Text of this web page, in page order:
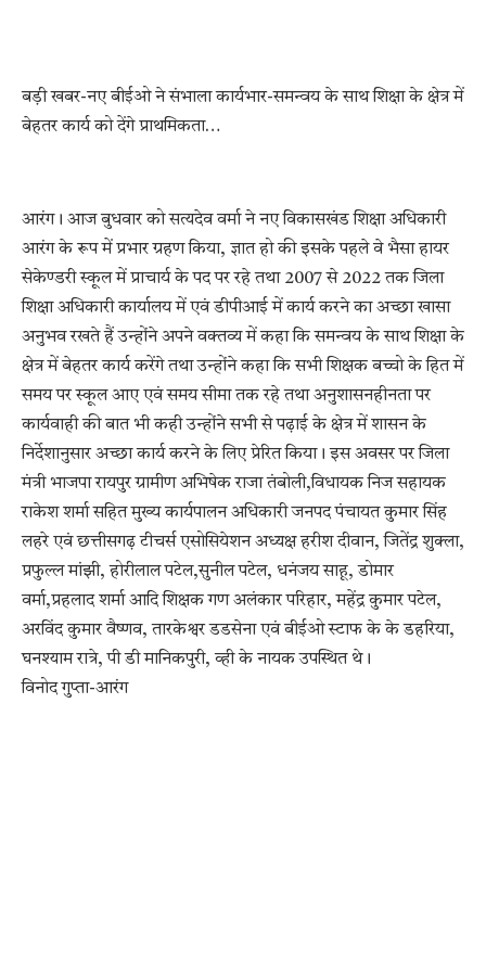
बड़ी खबर-नए बीईओ ने संभाला कार्यभार-समन्वय के साथ शिक्षा के क्षेत्र में
बेहतर कार्य को देंगे प्राथमिकता…
आरंग। आज बुधवार को सत्यदेव वर्मा ने नए विकासखंड शिक्षा अधिकारी
आरंग के रूप में प्रभार ग्रहण किया, ज्ञात हो की इसके पहले वे भैसा हायर
सेकेण्डरी स्कूल में प्राचार्य के पद पर रहे तथा 2007 से 2022 तक जिला
शिक्षा अधिकारी कार्यालय में एवं डीपीआई में कार्य करने का अच्छा खासा
अनुभव रखते हैं उन्होंने अपने वक्तव्य में कहा कि समन्वय के साथ शिक्षा के
क्षेत्र में बेहतर कार्य करेंगे तथा उन्होंने कहा कि सभी शिक्षक बच्चो के हित में
समय पर स्कूल आए एवं समय सीमा तक रहे तथा अनुशासनहीनता पर
कार्यवाही की बात भी कही उन्होंने सभी से पढ़ाई के क्षेत्र में शासन के
निर्देशानुसार अच्छा कार्य करने के लिए प्रेरित किया। इस अवसर पर जिला
मंत्री भाजपा रायपुर ग्रामीण अभिषेक राजा तंबोली,विधायक निज सहायक
राकेश शर्मा सहित मुख्य कार्यपालन अधिकारी जनपद पंचायत कुमार सिंह
लहरे एवं छत्तीसगढ़ टीचर्स एसोसियेशन अध्यक्ष हरीश दीवान, जितेंद्र शुक्ला,
प्रफुल्ल मांझी, होरीलाल पटेल,सुनील पटेल, धनंजय साहू, डोमार
वर्मा,प्रहलाद शर्मा आदि शिक्षक गण अलंकार परिहार, महेंद्र कुमार पटेल,
अरविंद कुमार वैष्णव, तारकेश्वर डडसेना एवं बीईओ स्टाफ के के डहरिया,
घनश्याम रात्रे, पी डी मानिकपुरी, व्ही के नायक उपस्थित थे।
विनोद गुप्ता-आरंग